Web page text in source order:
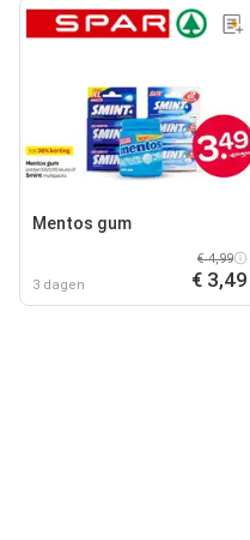
Mentos gum
3 dagen
€ 4,99
€ 3,49